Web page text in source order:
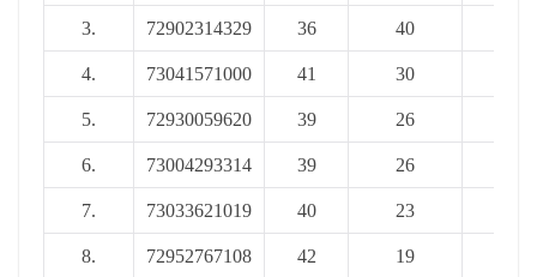
3. 72902314329 36 40
4. 73041571000 41 30
5. 72930059620 39 26
6. 73004293314 39 26
7. 73033621019 40 23
8. 72952767108 42 19